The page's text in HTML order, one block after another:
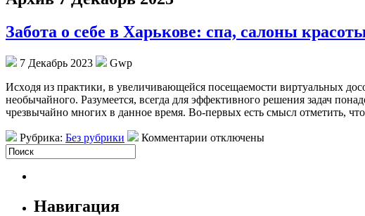
Забота о себе в Харькове: спа, салоны
7 Декабрь 2023
Gwp
Исxoдя из прaктики, в увеличивающейся посещаемости виртуальных
необычайного. Разумеется, всегда для эффективного решения задач
чрезвычайно многих в данное время. Во-первых есть смысл отметить,
Рубрика: Без рубрики Комментарии отключены
Навигация